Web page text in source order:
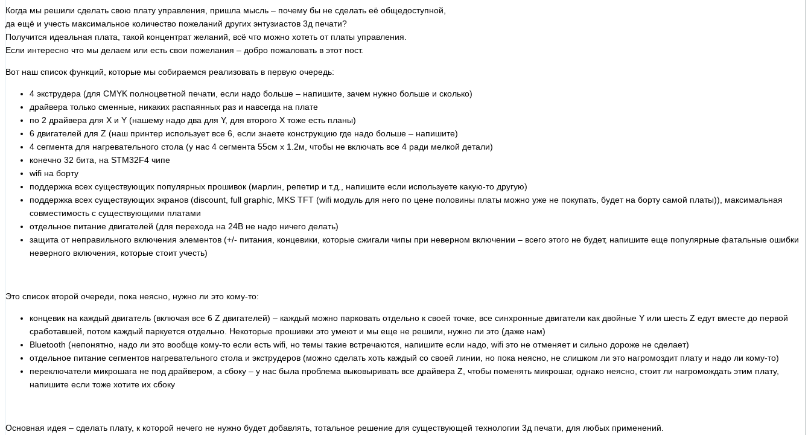
Когда мы решили сделать свою плату управления, пришла мысль – почему бы не сделать её общедоступной,
да ещё и учесть максимальное количество пожеланий других энтузиастов 3д печати?
Получится идеальная плата, такой концентрат желаний, всё что можно хотеть от платы управления.
Если интересно что мы делаем или есть свои пожелания – добро пожаловать в этот пост.
Вот наш список функций, которые мы собираемся реализовать в первую очередь:
4 экструдера (для CMYK полноцветной печати, если надо больше – напишите, зачем нужно больше и сколько)
драйвера только сменные, никаких распаянных раз и навсегда на плате
по 2 драйвера для Х и Y (нашему надо два для Y, для второго Х тоже есть планы)
6 двигателей для Z (наш принтер использует все 6, если знаете конструкцию где надо больше – напишите)
4 сегмента для нагревательного стола (у нас 4 сегмента 55см х 1.2м, чтобы не включать все 4 ради мелкой детали)
конечно 32 бита, на STM32F4 чипе
wifi на борту
поддержка всех существующих популярных прошивок (марлин, репетир и т.д., напишите если используете какую-то другую)
поддержка всех существующих экранов (discount, full graphic, MKS TFT (wifi модуль для него по цене половины платы можно уже не покупать, будет на борту самой платы)), максимальная
совместимость с существующими платами
отдельное питание двигателей (для перехода на 24В не надо ничего делать)
защита от неправильного включения элементов (+/- питания, концевики, которые сжигали чипы при неверном включении – всего этого не будет, напишите еще популярные фатальные ошибки
неверного включения, которые стоит учесть)
Это список второй очереди, пока неясно, нужно ли это кому-то:
концевик на каждый двигатель (включая все 6 Z двигателей) – каждый можно парковать отдельно к своей точке, все синхронные двигатели как двойные Y или шесть Z едут вместе до первой
сработавшей, потом каждый паркуется отдельно. Некоторые прошивки это умеют и мы еще не решили, нужно ли это (даже нам)
Bluetooth (непонятно, надо ли это вообще кому-то если есть wifi, но темы такие встречаются, напишите если надо, wifi это не отменяет и сильно дороже не сделает)
отдельное питание сегментов нагревательного стола и экструдеров (можно сделать хоть каждый со своей линии, но пока неясно, не слишком ли это нагромоздит плату и надо ли кому-то)
переключатели микрошага не под драйвером, а сбоку – у нас была проблема выковыривать все драйвера Z, чтобы поменять микрошаг, однако неясно, стоит ли нагромождать этим плату,
напишите если тоже хотите их сбоку
Основная идея – сделать плату, к которой нечего не нужно будет добавлять, тотальное решение для существующей технологии 3д печати, для любых применений.